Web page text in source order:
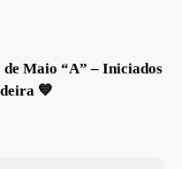
de Maio “A” – Iniciados
💙